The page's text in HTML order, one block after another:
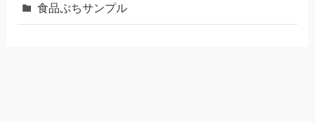
食品ぷちサンプル